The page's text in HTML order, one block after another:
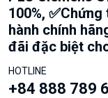
100%,
hành chính
đãi đặc biệt
HOTLINE
+84 888 789